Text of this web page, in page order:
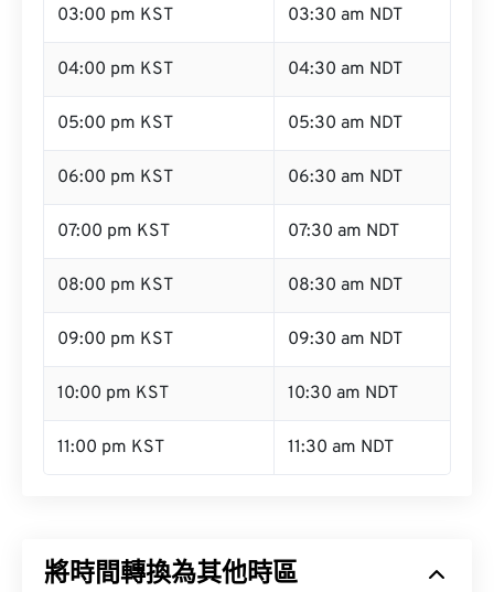
03:00 pm KST 03:30 am NDT
04:00 pm KST 04:30 am NDT
05:00 pm KST 05:30 am NDT
06:00 pm KST 06:30 am NDT
07:00 pm KST 07:30 am NDT
08:00 pm KST 08:30 am NDT
09:00 pm KST 09:30 am NDT
10:00 pm KST 10:30 am NDT
11:00 pm KST 11:30 am NDT
將時間轉換為其他時區